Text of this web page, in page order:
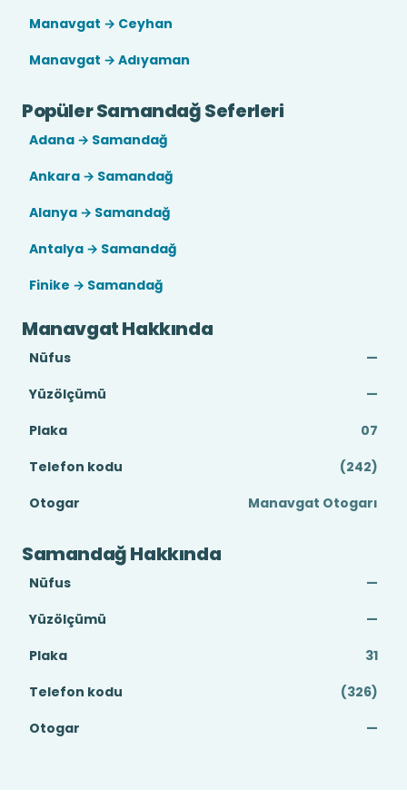
Manavgat → Ceyhan
Manavgat → Adıyaman
Popüler Samandağ Seferleri
Adana → Samandağ
Ankara → Samandağ
Alanya → Samandağ
Antalya → Samandağ
Finike → Samandağ
Manavgat Hakkında
Nüfus
—
Yüzölçümü
—
Plaka
07
Telefon kodu
(242)
Otogar
Manavgat Otogarı
Samandağ Hakkında
Nüfus
—
Yüzölçümü
—
Plaka
31
Telefon kodu
(326)
Otogar
—